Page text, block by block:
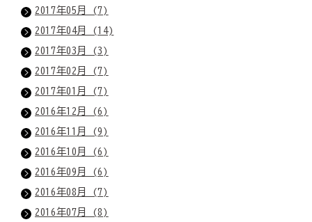
2017年05月 (7)
2017年04月 (14)
2017年03月 (3)
2017年02月 (7)
2017年01月 (7)
2016年12月 (6)
2016年11月 (9)
2016年10月 (6)
2016年09月 (6)
2016年08月 (7)
2016年07月 (8)